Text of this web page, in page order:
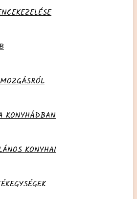
MOZGÁSRÓL
KONYHÁDBAN
KONYHAI